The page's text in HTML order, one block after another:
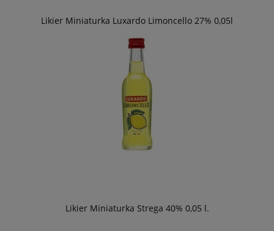
Likier Miniaturka Luxardo Limoncello 27% 0,05l
Likier Miniaturka Strega 40% 0,05 l.